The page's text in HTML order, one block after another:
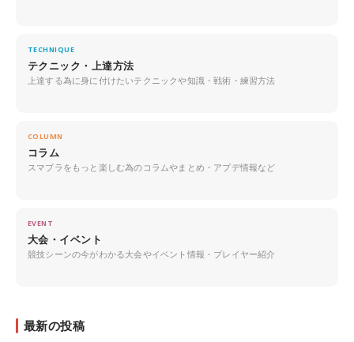
TECHNIQUE
テクニック・上達方法
上達する為に身に付けたいテクニックや知識・戦術・練習方法
COLUMN
コラム
スマブラをもっと楽しむ為のコラムやまとめ・アプデ情報など
EVENT
大会・イベント
競技シーンの今がわかる大会やイベント情報・プレイヤー紹介
最新の投稿